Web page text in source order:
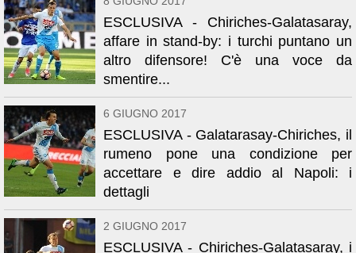
ESCLUSIVA - Chiriches-Galatasaray,
affare in stand-by: i turchi puntano un
altro difensore! C'è una voce da
smentire...
6 GIUGNO 2017
ESCLUSIVA - Galatarasay-Chiriches, il
rumeno pone una condizione per
accettare e dire addio al Napoli: i
dettagli
2 GIUGNO 2017
ESCLUSIVA - Chiriches-Galatasaray, i